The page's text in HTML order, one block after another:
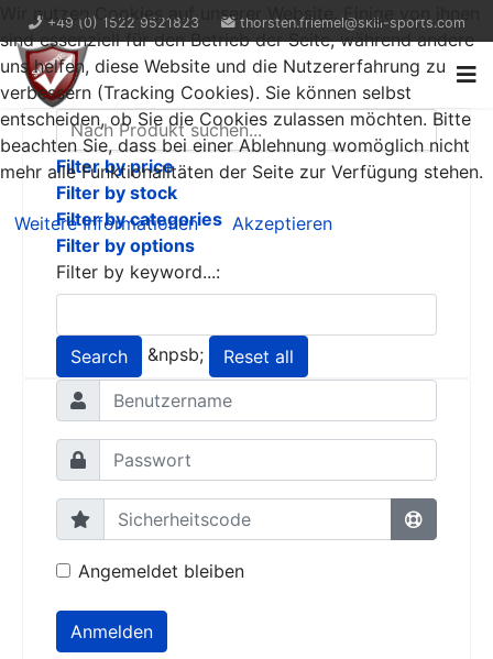
+49 (0) 1522 9521823 thorsten.friemel@skill-sports.com
Filter by price
Filter by stock
Filter by categories
Filter by options
Filter by keyword...:
Search &npsb; Reset all
Angemeldet bleiben
Anmelden
Wir nutzen Cookies auf unserer Website. Einige von ihnen
sind essenziell für den Betrieb der Seite, während andere
uns helfen, diese Website und die Nutzererfahrung zu
verbessern (Tracking Cookies). Sie können selbst
entscheiden, ob Sie die Cookies zulassen möchten. Bitte
beachten Sie, dass bei einer Ablehnung womöglich nicht
mehr alle Funktionalitäten der Seite zur Verfügung stehen.
Weitere Informationen Akzeptieren